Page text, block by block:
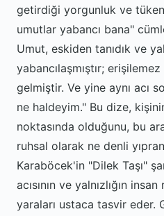
getirdiği yorgunluk ve
umutlar yabancı bana"
Umut, eskiden tanıdık ve
yabancılaşmıştır;
gelmiştir. Ve yine aynı acı
ne haldeyim." Bu dize,
noktasında olduğunu, bu
ruhsal olarak ne denli
Karaböcek'in "Dilek Taşı"
acısının ve yalnızlığın
yaraları ustaca tasvir eder.